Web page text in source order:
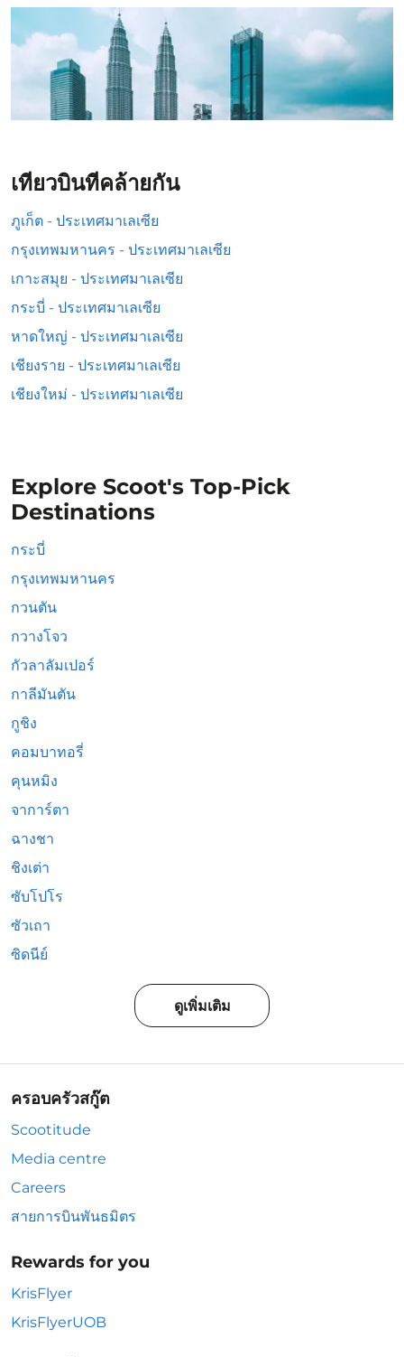
เที่ยวบินที่คล้ายกัน
ภูเก็ต - ประเทศมาเลเซีย
กรุงเทพมหานคร - ประเทศมาเลเซีย
เกาะสมุย - ประเทศมาเลเซีย
กระบี่ - ประเทศมาเลเซีย
หาดใหญ่ - ประเทศมาเลเซีย
เชียงราย - ประเทศมาเลเซีย
เชียงใหม่ - ประเทศมาเลเซีย
Explore Scoot's Top-Pick
Destinations
กระบี่
กรุงเทพมหานคร
กวนตัน
กวางโจว
กัวลาลัมเปอร์
กาลีมันตัน
กูชิง
คอมบาทอรี่
คุนหมิง
จาการ์ตา
ฉางชา
ชิงเต่า
ซับโปโร
ซัวเถา
ซิดนีย์
ดูเพิ่มเติม
ครอบครัวสกู๊ต
Scootitude
Media centre
Careers
สายการบินพันธมิตร
Rewards for you
KrisFlyer
KrisFlyerUOB